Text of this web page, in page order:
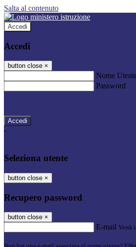
Salta al contenuto
Accedi
Accedi
button close ×
Nome
Password
-
Seleziona utente
button close ×
Recupero password
button close ×
E-mail Verrà